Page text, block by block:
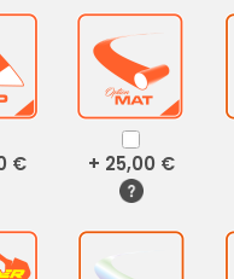
€ + 25,00 €